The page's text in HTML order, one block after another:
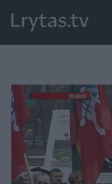
Paremkite Ukrainą